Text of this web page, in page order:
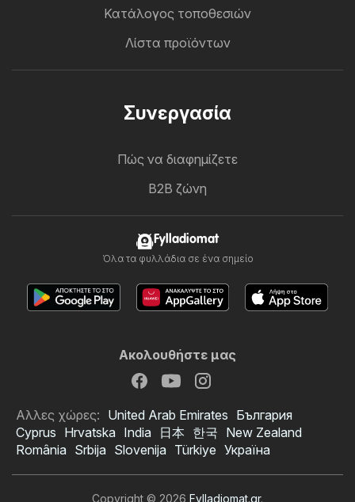
Κατάλογος τοποθεσιών
Λίστα προϊόντων
Συνεργασία
Πώς να διαφημίζετε
B2B ζώνη
Fylladiomat
Όλα τα φυλλάδια σε ένα σημείο
Ακολουθήστε μας
Αλλες χώρες: United Arab Emirates България
Cyprus Hrvatska India 日本 한국 New Zealand
România Srbija Slovenija Türkiye Україна
Copyright © 2026 Fylladiomat.gr.